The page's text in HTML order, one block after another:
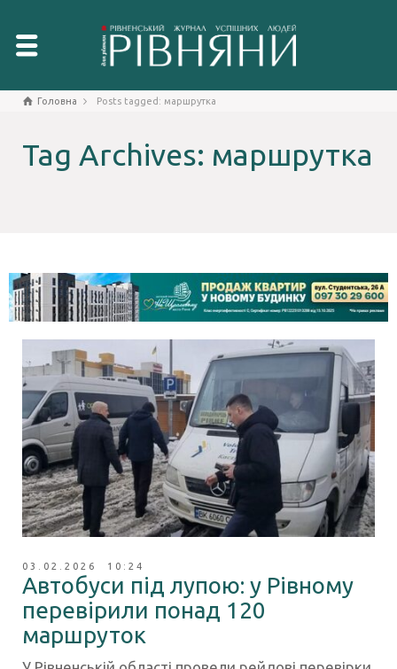
Головна Posts tagged: маршрутка
Tag Archives: маршрутка
03.02.2026 10:24
Автобуси під лупою: у Рівному
перевірили понад 120
маршруток